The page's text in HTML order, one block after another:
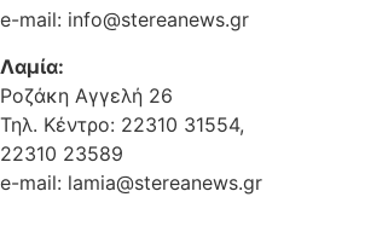
e-mail: info@stereanews.gr
Λαμία:
Ροζάκη Αγγελή 26
Τηλ. Κέντρο: 22310 31554,
22310 23589
e-mail: lamia@stereanews.gr